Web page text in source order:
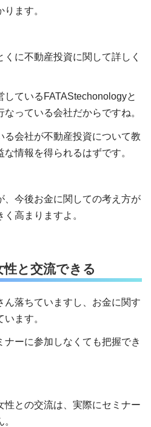
ます。
に不動産投資に関して詳しく
ているFATAStechonologyと
っている会社だからですね。
る会社が不動産投資について教
情報を得られるはずです。
、今後お金に関しての考え方が
高まりますよ。
と交流できる
ん落ちていますし、お金に関す
ます。
ーに参加しなくても把握でき
性との交流は、実際にセミナー